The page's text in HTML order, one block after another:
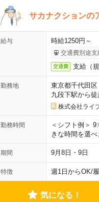
サカナクションの
給与 時給1250円～
交通費別途支
交通費 支給（
勤務地
東京都千代田区
九段下駅から徒
株式会社ライ
勤務時間
＜シフト例＞
きな時間を選
期間 9月8日・9日
特徴 週1日からOK/
気になる！